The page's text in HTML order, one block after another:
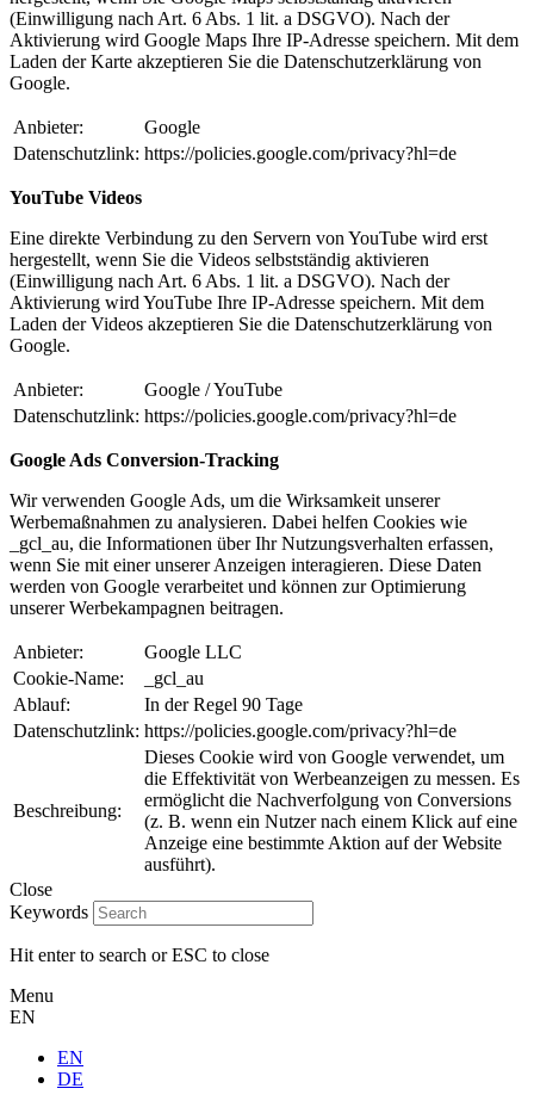
(Einwilligung nach Art. 6 Abs. 1 lit. a DSGVO). Nach der
Aktivierung wird Google Maps Ihre IP-Adresse speichern. Mit dem
Laden der Karte akzeptieren Sie die Datenschutzerklärung von
Google.
Anbieter:
Google
Datenschutzlink: https://policies.google.com/privacy?hl=de
YouTube Videos
Eine direkte Verbindung zu den Servern von YouTube wird erst
hergestellt, wenn Sie die Videos selbstständig aktivieren
(Einwilligung nach Art. 6 Abs. 1 lit. a DSGVO). Nach der
Aktivierung wird YouTube Ihre IP-Adresse speichern. Mit dem
Laden der Videos akzeptieren Sie die Datenschutzerklärung von
Google.
Anbieter:
Google / YouTube
Datenschutzlink: https://policies.google.com/privacy?hl=de
Google Ads Conversion-Tracking
Wir verwenden Google Ads, um die Wirksamkeit unserer
Werbemaßnahmen zu analysieren. Dabei helfen Cookies wie
_gcl_au, die Informationen über Ihr Nutzungsverhalten erfassen,
wenn Sie mit einer unserer Anzeigen interagieren. Diese Daten
werden von Google verarbeitet und können zur Optimierung
unserer Werbekampagnen beitragen.
Anbieter:
Google LLC
Cookie-Name:
_gcl_au
Ablauf:
In der Regel 90 Tage
Datenschutzlink: https://policies.google.com/privacy?hl=de
Beschreibung:
Dieses Cookie wird von Google verwendet, um
die Effektivität von Werbeanzeigen zu messen. Es
ermöglicht die Nachverfolgung von Conversions
(z. B. wenn ein Nutzer nach einem Klick auf eine
Anzeige eine bestimmte Aktion auf der Website
ausführt).
Close
Keywords
Hit enter to search or ESC to close
Menu
EN
EN
DE